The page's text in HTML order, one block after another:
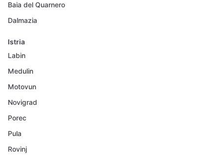
Baia del Quarnero
Dalmazia
Istria
Labin
Medulin
Motovun
Novigrad
Porec
Pula
Rovinj